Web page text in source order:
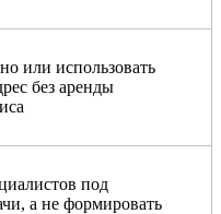
или использовать
без аренды
под
а не формировать